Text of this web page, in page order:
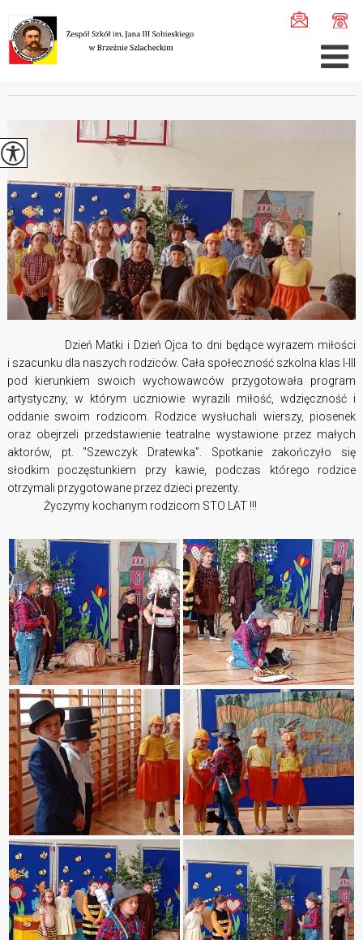
Dzień Mamy i Taty kl ...
DZIEŃ MAMY I TATY KL. I - III
Dzień Matki i Dzień Ojca to dni będące wyrazem miłości
i szacunku dla naszych rodziców. Cała społeczność szkolna klas I-III
pod kierunkiem swoich wychowawców przygotowała program
artystyczny, w którym uczniowie wyrazili miłość, wdzięczność i
oddanie swoim rodzicom. Rodzice wysłuchali wierszy, piosenek
oraz obejrzeli przedstawienie teatralne wystawione przez małych
aktorów, pt. "Szewczyk Dratewka”. Spotkanie zakończyło się
słodkim poczęstunkiem przy kawie, podczas którego rodzice
otrzymali przygotowane przez dzieci prezenty.
Życzymy kochanym rodzicom STO LAT !!!